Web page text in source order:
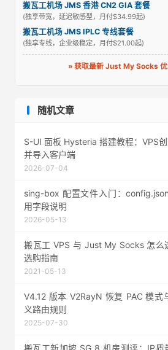
搬瓦工机场 JMS 香港 CN2 GIA 套餐
(独享带宽，延迟敏感型，月付$34.99起)
搬瓦工机场 JMS IPLC 专线套餐
(独享专线，企业级稳定，月付$21.00起)
» 获取最新 Just My Socks
随机文章
S-UI 面板 Hysteria 搭建教程：VPS
并导入客户端
2026-07-04
sing-box 配置文件入门：
用字段说明
2026-05-13
搬瓦工 VPS 与 Just My Socks 怎么
选购指南
2021-05-13
V4.12 版本 V2RayN 恢复 PAC 模式
义路由规则
2025-07-30
搬瓦工新加坡 SG_8 机房测评：IP质